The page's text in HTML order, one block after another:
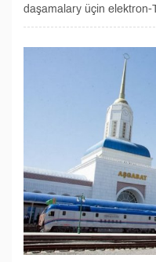
daşamalary üçin elektron-